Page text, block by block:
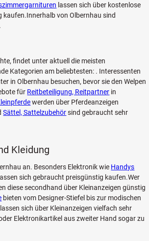
lassen sich über kostenlose
von Olbernhau sind
findet unter aktuell die meisten
Kategorien am beliebtesten: . Interessenten
in Olbernhau besuchen, bevor sie den Welpen
für Reitbeteiligung, Reitpartner in
werden über Pferdeanzeigen
Sättel, Sattelzubehörsind gebraucht sehr
Kleidung
an. Besonders Elektronik wie Handys
sich gebraucht preisgünstig kaufen.Wer
diese secondhand über Kleinanzeigen günstig
bieten vom Designer-Stiefel bis zur modischen
sich über Kleinanzeigen vielfach sehr
Elektronikartikel aus zweiter Hand sogar zu